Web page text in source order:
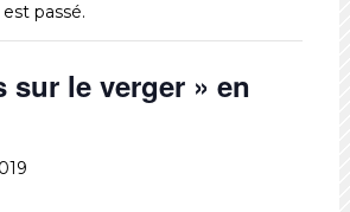
passé.
sur le verger » en